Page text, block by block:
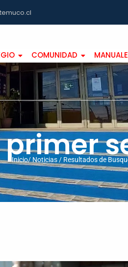
COMUNIDAD
primer
Inicio/ Noticias / Resultados de